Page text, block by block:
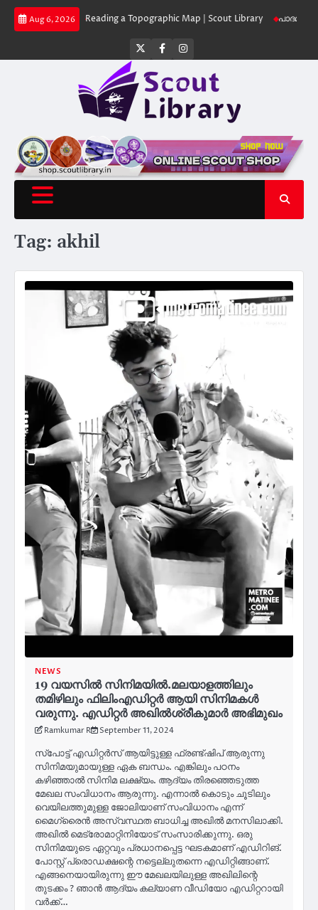
Skip
Aug 6, 2026
Library Reading a Topographic Map | Scout Library പാദമുദ്രകൾ
Twitter
FacebookInstagram
Tag: akhil
NEWS
19 വയസിൽ സിനിമയിൽ.മലയാളത്തിലും
തമിഴിലും ഫിലിംഎഡിറ്റർ ആയി സിനിമകൾ
വരുന്നു. എഡിറ്റർ അഖിൽശ്രീകുമാർ അഭിമുഖം
Ramkumar R September 11, 2024
സ്പോട്ട് എഡിറ്റർസ് ആയിട്ടുള്ള ഫ്രണ്ട്ഷിപ് ആരുന്നു
സിനിമയുമായുള്ള ഏക ബന്ധം. എങ്കിലും പഠനം
കഴിഞ്ഞാല്‍ സിനിമ ലക്ഷ്യം. ആദ്യം തിരഞ്ഞെടുത്ത
മേഖല സംവിധാനം ആരുന്നു. എന്നാല്‍ കൊടും ചൂടിലും
വെയിലത്തുമുള്ള ജോലിയാണ് സംവിധാനം എന്ന്
മൈഗ്രൈൻ അസ്വസ്ഥത ബാധിച്ച അഖിൽ മനസിലാക്കി.
അഖിൽ മെട്രോമാറ്റിനിയോട് സംസാരിക്കുന്നു. ഒരു
സിനിമയുടെ ഏറ്റവും പ്രധാനപ്പെട്ട ഘടകമാണ് എഡിറിങ്.
പോസ്റ്റ് പ്രൊഡക്ഷന്റെ നട്ടെല്ലുതന്നെ എഡിറ്റിങ്ങാണ്.
എങ്ങനെയായിരുന്നു ഈ മേഖലയിലുള്ള അഖിലിന്റെ
തുടക്കം ? ഞാൻ ആദ്യം കല്യാണ വീഡിയോ എഡിറ്ററായി
വർക്ക്‌…